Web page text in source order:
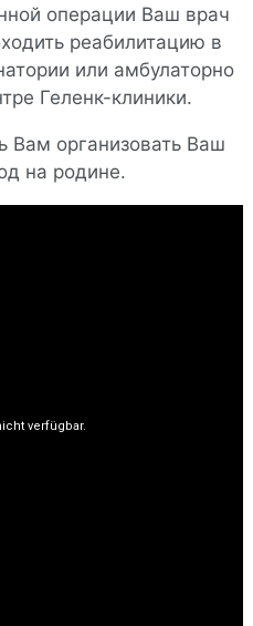
операции Ваш врач
реабилитацию в
или амбулаторно
Геленк-клиники.
организовать Ваш
на родине.